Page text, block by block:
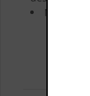
Neem